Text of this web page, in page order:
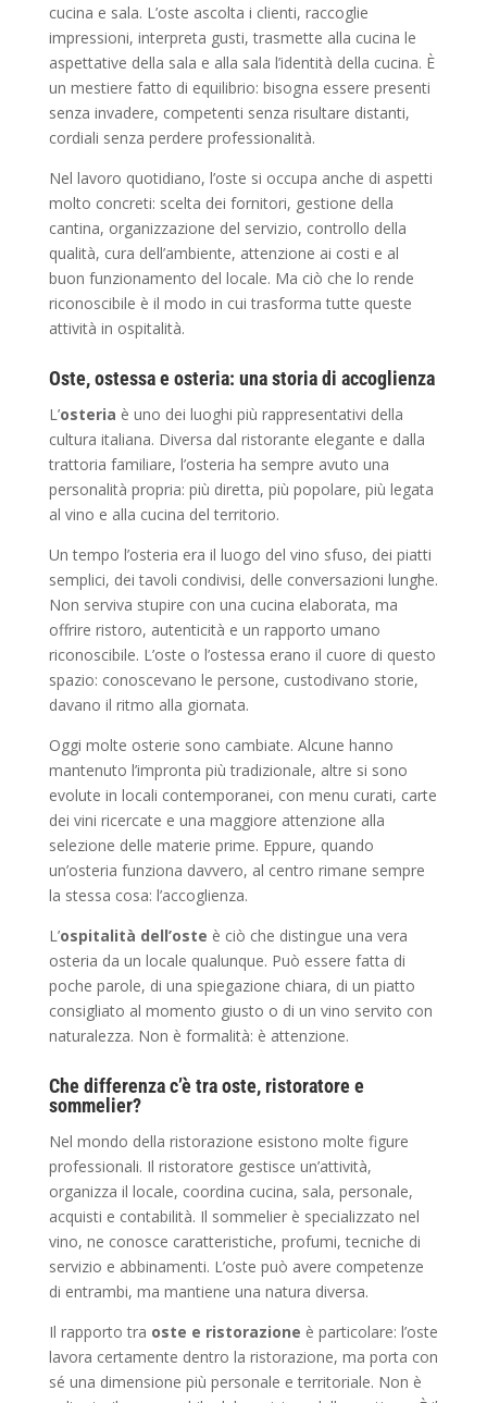
cucina e sala. L’oste ascolta i clienti, raccoglie
impressioni, interpreta gusti, trasmette alla cucina le
aspettative della sala e alla sala l’identità della cucina. È
un mestiere fatto di equilibrio: bisogna essere presenti
senza invadere, competenti senza risultare distanti,
cordiali senza perdere professionalità.
Nel lavoro quotidiano, l’oste si occupa anche di aspetti
molto concreti: scelta dei fornitori, gestione della
cantina, organizzazione del servizio, controllo della
qualità, cura dell’ambiente, attenzione ai costi e al
buon funzionamento del locale. Ma ciò che lo rende
riconoscibile è il modo in cui trasforma tutte queste
attività in ospitalità.
Oste, ostessa e osteria: una storia di accoglienza
L’osteria è uno dei luoghi più rappresentativi della
cultura italiana. Diversa dal ristorante elegante e dalla
trattoria familiare, l’osteria ha sempre avuto una
personalità propria: più diretta, più popolare, più legata
al vino e alla cucina del territorio.
Un tempo l’osteria era il luogo del vino sfuso, dei piatti
semplici, dei tavoli condivisi, delle conversazioni lunghe.
Non serviva stupire con una cucina elaborata, ma
offrire ristoro, autenticità e un rapporto umano
riconoscibile. L’oste o l’ostessa erano il cuore di questo
spazio: conoscevano le persone, custodivano storie,
davano il ritmo alla giornata.
Oggi molte osterie sono cambiate. Alcune hanno
mantenuto l’impronta più tradizionale, altre si sono
evolute in locali contemporanei, con menu curati, carte
dei vini ricercate e una maggiore attenzione alla
selezione delle materie prime. Eppure, quando
un’osteria funziona davvero, al centro rimane sempre
la stessa cosa: l’accoglienza.
L’ospitalità dell’oste è ciò che distingue una vera
osteria da un locale qualunque. Può essere fatta di
poche parole, di una spiegazione chiara, di un piatto
consigliato al momento giusto o di un vino servito con
naturalezza. Non è formalità: è attenzione.
Che differenza c’è tra oste, ristoratore e
sommelier?
Nel mondo della ristorazione esistono molte figure
professionali. Il ristoratore gestisce un’attività,
organizza il locale, coordina cucina, sala, personale,
acquisti e contabilità. Il sommelier è specializzato nel
vino, ne conosce caratteristiche, profumi, tecniche di
servizio e abbinamenti. L’oste può avere competenze
di entrambi, ma mantiene una natura diversa.
Il rapporto tra oste e ristorazione è particolare: l’oste
lavora certamente dentro la ristorazione, ma porta con
sé una dimensione più personale e territoriale. Non è